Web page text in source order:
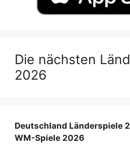
Die nächsten
2026
Deutschland Länderspiele
WM-Spiele 2026